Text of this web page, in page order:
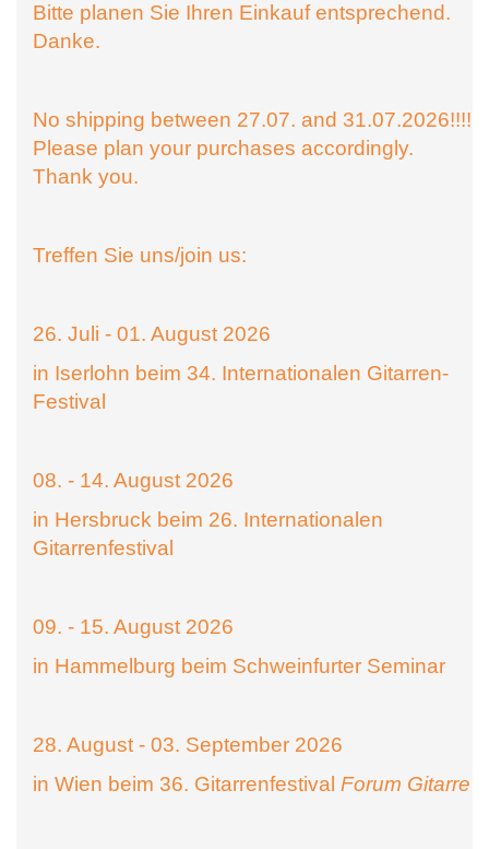
Bitte planen Sie Ihren Einkauf entsprechend.
Danke.
No shipping between 27.07. and 31.07.2026!!!!
Please plan your purchases accordingly.
Thank you.
Treffen Sie uns/join us:
26. Juli - 01. August 2026
in Iserlohn beim 34. Internationalen Gitarren-
Festival
08. - 14. August 2026
in Hersbruck beim 26. Internationalen
Gitarrenfestival
09. - 15. August 2026
in Hammelburg beim Schweinfurter Seminar
28. August - 03. September 2026
in Wien beim 36. Gitarrenfestival Forum Gitarre